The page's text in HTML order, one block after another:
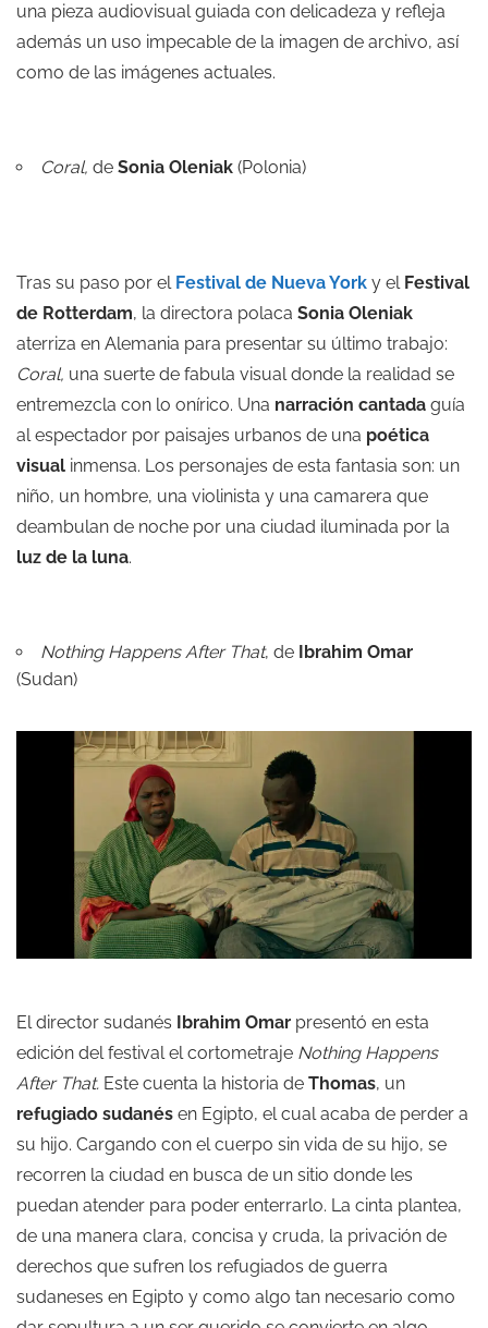
una pieza audiovisual guiada con delicadeza y refleja
además un uso impecable de la imagen de archivo, así
como de las imágenes actuales.
Coral, de Sonia Oleniak (Polonia)
Tras su paso por elFestival de Nueva York y el Festival
de Rotterdam, la directora polaca Sonia Oleniak
aterriza en Alemania para presentar su último trabajo:
Coral, una suerte de fabula visual donde la realidad se
entremezcla con lo onírico. Una narración cantada guía
al espectador por paisajes urbanos de una poética
visual inmensa. Los personajes de esta fantasia son: un
niño, un hombre, una violinista y una camarera que
deambulan de noche por una ciudad iluminada por la
luz de la luna.
Nothing Happens After That, de Ibrahim Omar
(Sudan)
El director sudanés Ibrahim Omar presentó en esta
edición del festival el cortometraje Nothing Happens
After That. Este cuenta la historia de Thomas, un
refugiado sudanés en Egipto, el cual acaba de perder a
su hijo. Cargando con el cuerpo sin vida de su hijo, se
recorren la ciudad en busca de un sitio donde les
puedan atender para poder enterrarlo. La cinta plantea,
de una manera clara, concisa y cruda, la privación de
derechos que sufren los refugiados de guerra
sudaneses en Egipto y como algo tan necesario como